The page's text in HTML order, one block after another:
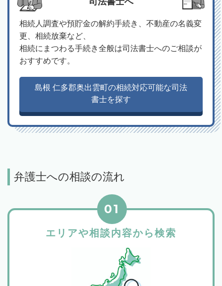
相続人調査や預貯金の解約手続き、不動産の名義変
更、相続放棄など、
相続にまつわる手続き全般は司法書士へのご相談が
おすすめです。
島根 仁多郡奥出雲町の相続対応可能な司法
書士を探す
弁護士への相談の流れ
エリアや相談内容から検索
01